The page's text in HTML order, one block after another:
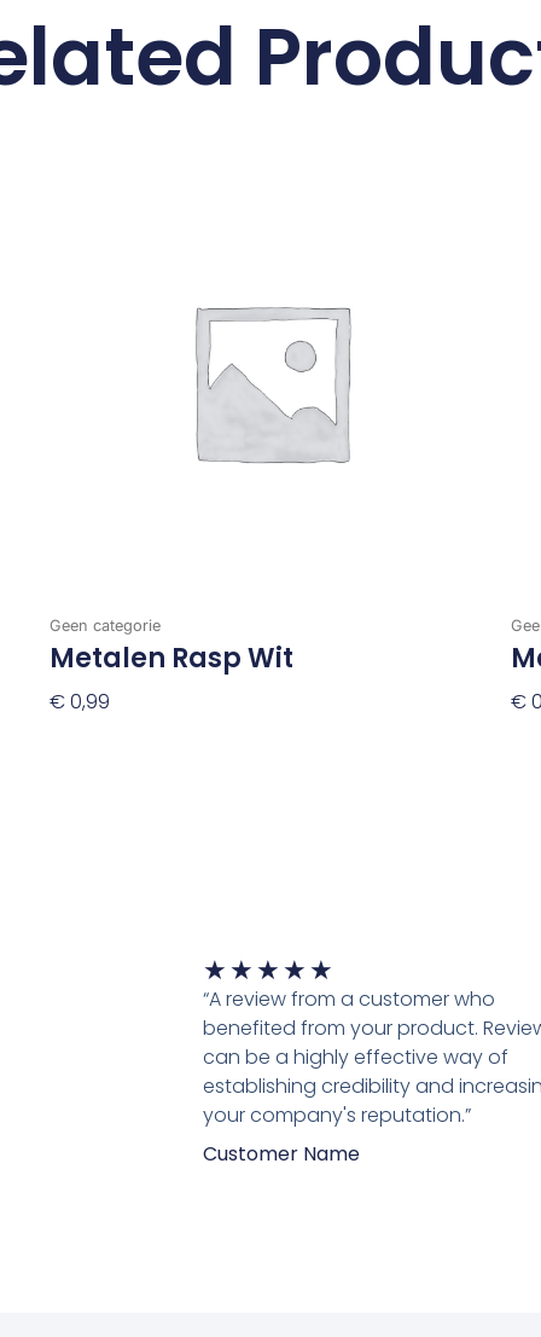
Geen categorie
Metalen Rasp Wit
€0,99
€
★ ★ ★ ★ ★
5
van
5
“A review from a customer who
benefited from your product.
can be a highly effective way of
establishing credibility and
your company's reputation.”
Customer Name